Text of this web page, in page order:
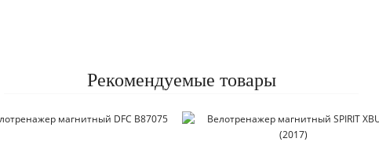
Рекомендуемые товары